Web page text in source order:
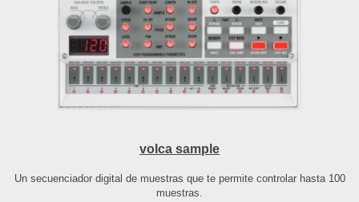
volca sample
Un secuenciador digital de muestras que te permite controlar hasta 100
muestras.